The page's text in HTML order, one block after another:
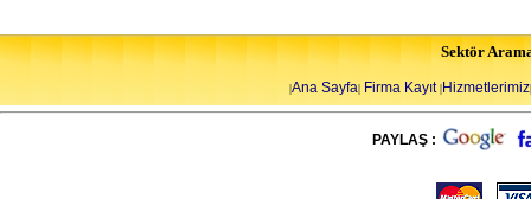
Sektör
|Ana Sayfa| Firma Kayıt|Hizmetlerimiz|
PAYLAŞ :